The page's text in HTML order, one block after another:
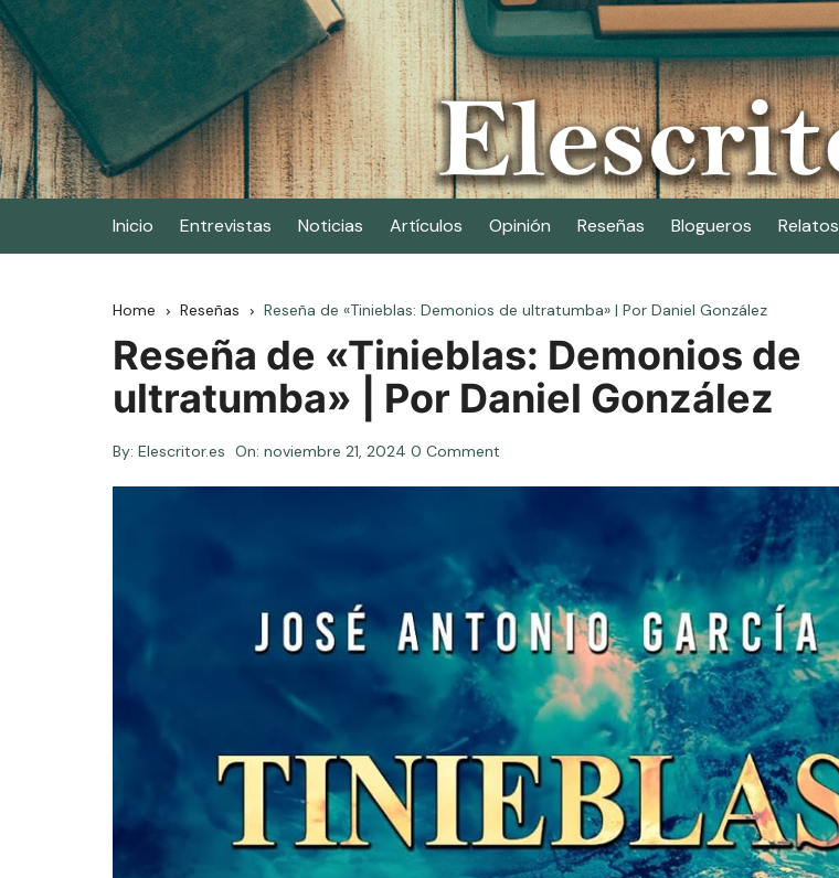
Skip
to
content
Elescritor.es
El periódico digital de los escritores
Inicio Entrevistas Noticias Artículos Opinión Reseñas Blogueros Relatos
Home Reseñas Reseña de «Tinieblas: Demonios de ultratumba» | Por Daniel González
Reseña de «Tinieblas: Demonios de
ultratumba» | Por Daniel González
By: Elescritor.es On: noviembre 21, 2024 0 Comment